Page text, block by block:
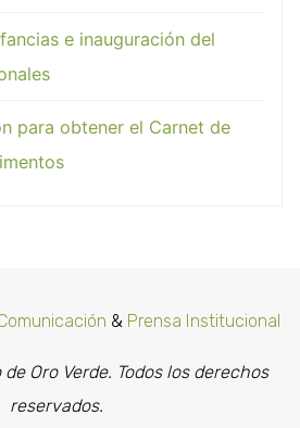
e inauguración del
para obtener el Carnet de
& Prensa Institucional
Oro Verde. Todos los derechos
reservados.